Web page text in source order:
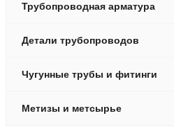
Трубопроводная арматура
Детали трубопроводов
Чугунные трубы и фитинги
Метизы и метсырье